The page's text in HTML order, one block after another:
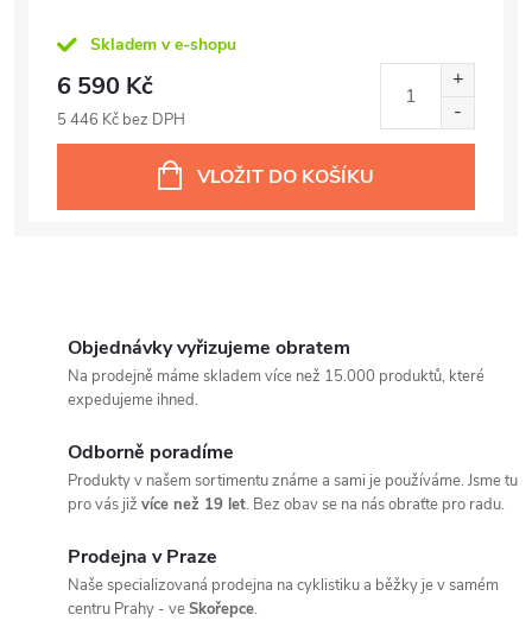
Skladem v e-shopu
6 590 Kč
5 446 Kč bez DPH
VLOŽIT DO KOŠÍKU
Objednávky vyřizujeme obratem
Na prodejně máme skladem více než 15.000 produktů, které
expedujeme ihned.
Odborně poradíme
Produkty v našem sortimentu známe a sami je používáme. Jsme tu
pro vás již více než 19 let. Bez obav se na nás obraťte pro radu.
Prodejna v Praze
Naše specializovaná prodejna na cyklistiku a běžky je v samém
centru Prahy - veSkořepce.